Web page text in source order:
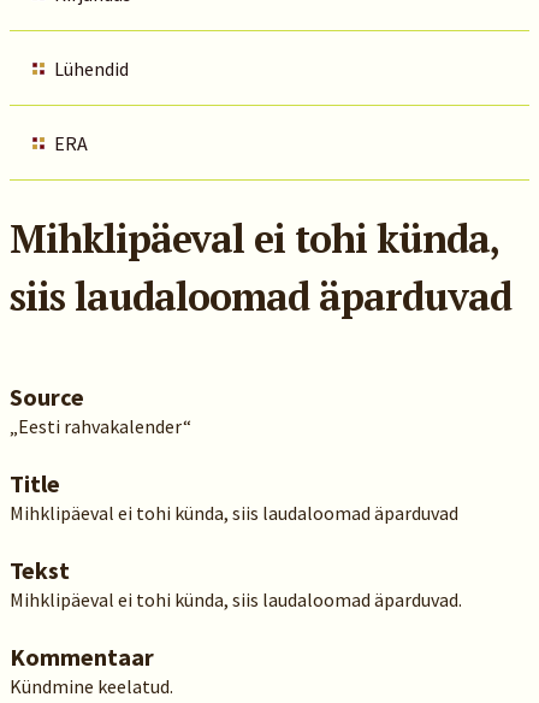
Lühendid
ERA
Mihklipäeval ei tohi künda,
siis laudaloomad äparduvad
Source
„Eesti rahvakalender“
Title
Mihklipäeval ei tohi künda, siis laudaloomad äparduvad
Tekst
Mihklipäeval ei tohi künda, siis laudaloomad äparduvad.
Kommentaar
Kündmine keelatud.